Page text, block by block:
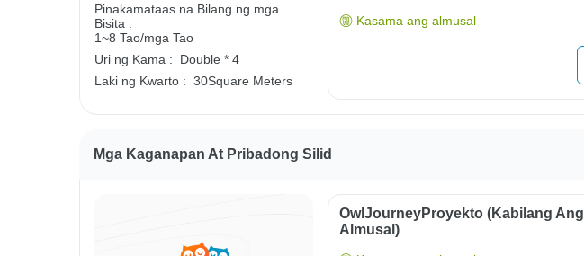
Pinakamataas na Bilang ng mga
Bisita :
1~8 Tao/mga Tao
Uri ng Kama :
Double * 4
Laki ng Kwarto : 30Square Meters
Kasama ang almusal
Mga Kaganapan At Pribadong Silid
OwlJourneyProyekto (Kabilang Ang
Almusal)